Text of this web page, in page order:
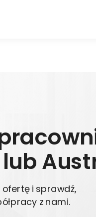
i sprawdź,
z nami.